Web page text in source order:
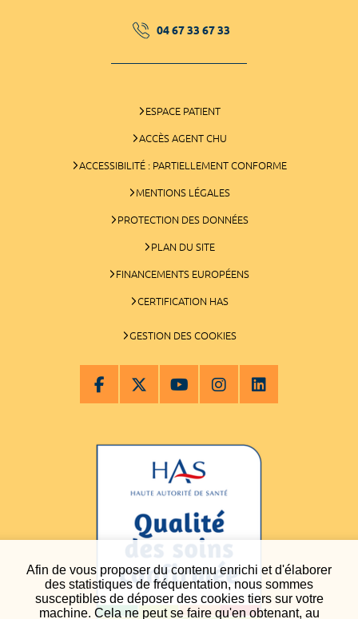
Afin de vous proposer du contenu enrichi et d'élaborer
des statistiques de fréquentation, nous sommes
susceptibles de déposer des cookies tiers sur votre
machine. Cela ne peut se faire qu'en obtenant, au
04 67 33 67 33
ESPACE PATIENT
ACCÈS AGENT CHU
ACCESSIBILITÉ : PARTIELLEMENT CONFORME
MENTIONS LÉGALES
PROTECTION DES DONNÉES
PLAN DU SITE
FINANCEMENTS EUROPÉENS
CERTIFICATION HAS
GESTION DES COOKIES